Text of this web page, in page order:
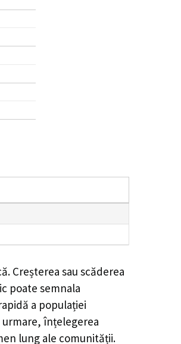
Creșterea sau scăderea
poate semnala
a populației
înțelegerea
lung ale comunității.